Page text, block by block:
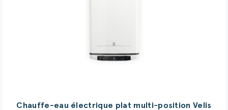
Chauffe-eau électrique plat multi-position Velis